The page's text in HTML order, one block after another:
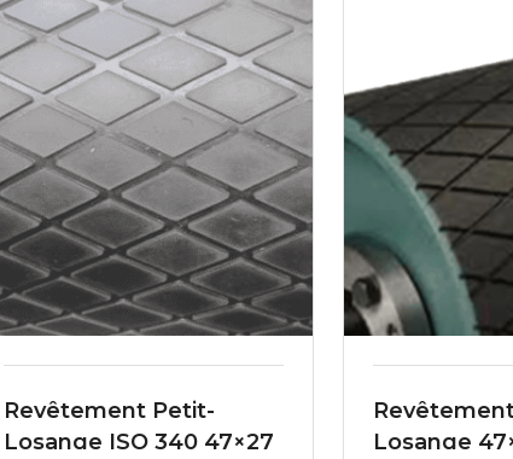
Revêtement Petit-
Losange ISO 340 47×27
Losange